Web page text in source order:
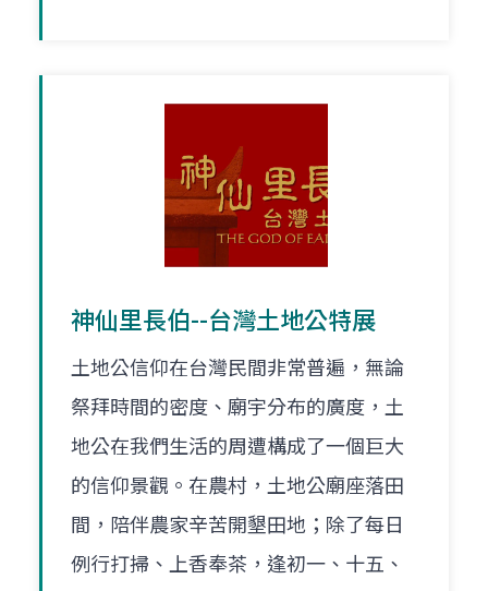
神仙里長伯--台灣土地公特展
土地公信仰在台灣民間非常普遍，無論
祭拜時間的密度、廟宇分布的廣度，土
地公在我們生活的周遭構成了一個巨大
的信仰景觀。在農村，土地公廟座落田
間，陪伴農家辛苦開墾田地；除了每日
例行打掃、上香奉茶，逢初一、十五、